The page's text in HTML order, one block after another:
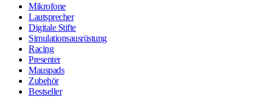
Mikrofone
Lautsprecher
Digitale Stifte
Simulationsausrüstung
Racing
Presenter
Mauspads
Zubehör
Bestseller